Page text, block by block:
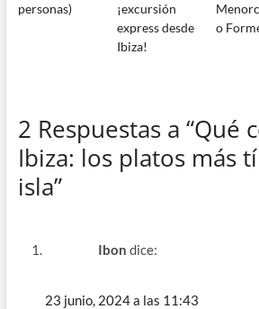
personas)
¡excursión
express desde
Ibiza!
o
2 Respuestas a “Qué
Ibiza: los platos más
isla”
Ibon dice:
23 junio, 2024 a las 11:43